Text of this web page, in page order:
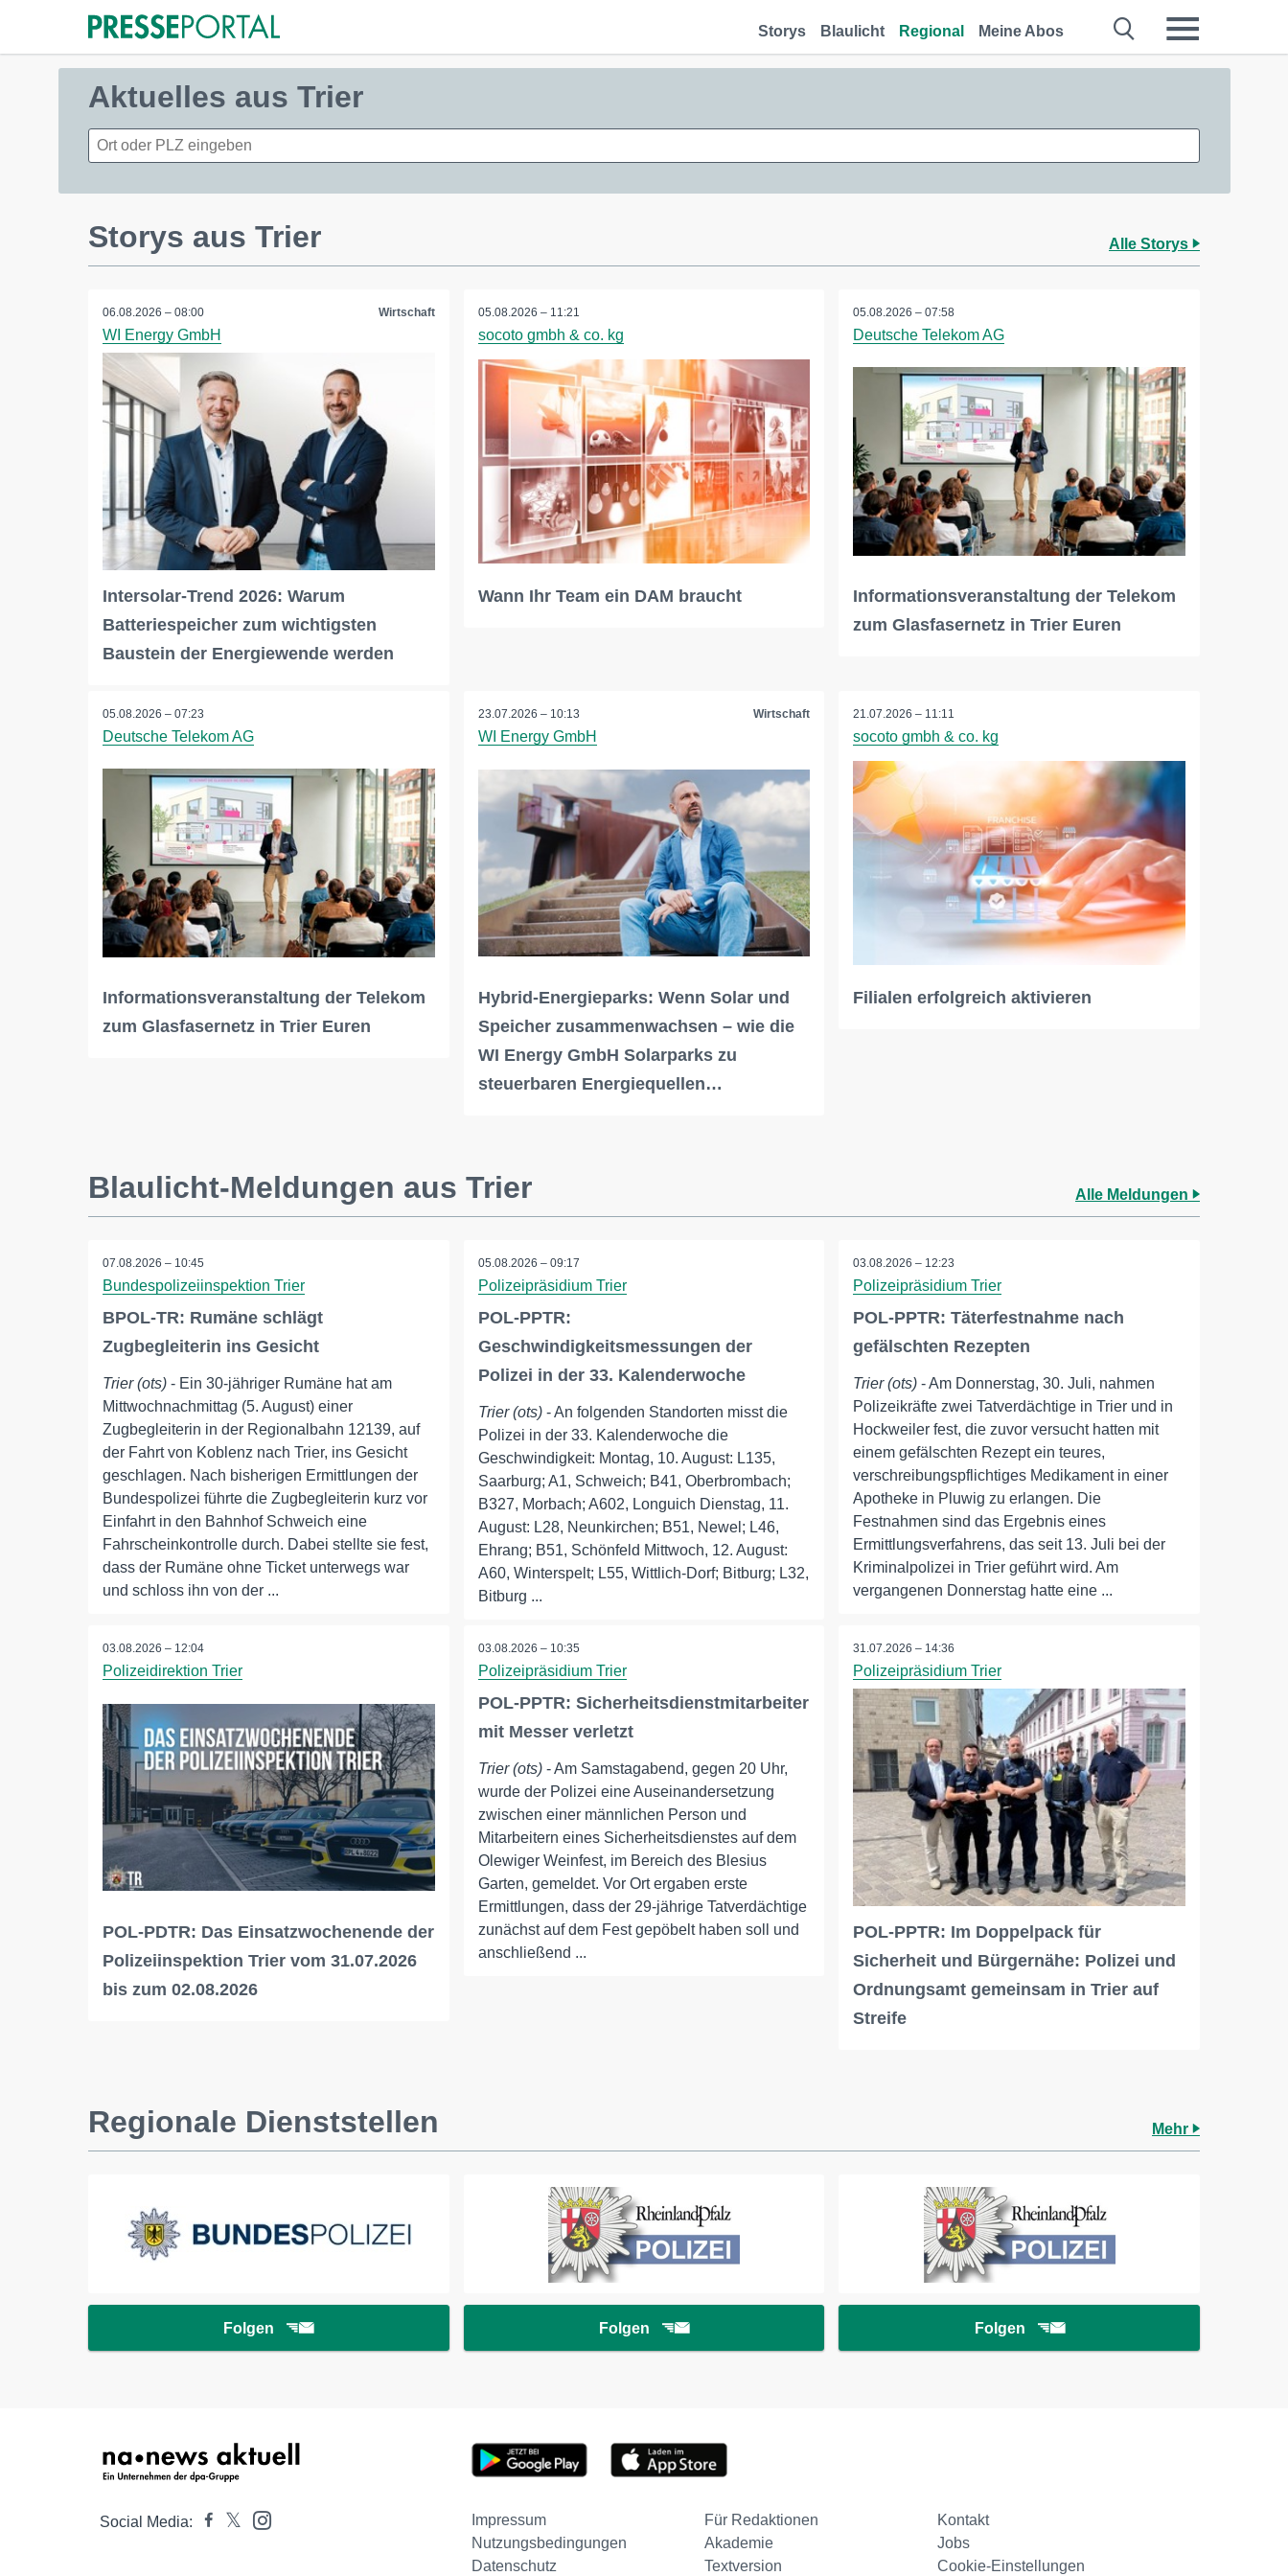
Storys Blaulicht Regional Meine Abos
Aktuelles aus Trier
Storys aus Trier Alle Storys
06.08.2026 – 08:00 Wirtschaft
WI Energy GmbH
Intersolar-Trend 2026: Warum
Batteriespeicher zum wichtigsten
Baustein der Energiewende werden
05.08.2026 – 11:21
socoto gmbh & co. kg
Wann Ihr Team ein DAM braucht
05.08.2026 – 07:58
Deutsche Telekom AG
Informationsveranstaltung der Telekom
zum Glasfasernetz in Trier Euren
05.08.2026 – 07:23
Deutsche Telekom AG
Informationsveranstaltung der Telekom
zum Glasfasernetz in Trier Euren
23.07.2026 – 10:13 Wirtschaft
WI Energy GmbH
Hybrid-Energieparks: Wenn Solar und
Speicher zusammenwachsen – wie die
WI Energy GmbH Solarparks zu
steuerbaren Energiequellen…
21.07.2026 – 11:11
socoto gmbh & co. kg
Filialen erfolgreich aktivieren
Blaulicht-Meldungen aus Trier Alle Meldungen
07.08.2026 – 10:45
Bundespolizeiinspektion Trier
BPOL-TR: Rumäne schlägt
Zugbegleiterin ins Gesicht
Trier (ots) - Ein 30-jähriger Rumäne hat am
Mittwochnachmittag (5. August) einer
Zugbegleiterin in der Regionalbahn 12139, auf
der Fahrt von Koblenz nach Trier, ins Gesicht
geschlagen. Nach bisherigen Ermittlungen der
Bundespolizei führte die Zugbegleiterin kurz vor
Einfahrt in den Bahnhof Schweich eine
Fahrscheinkontrolle durch. Dabei stellte sie fest,
dass der Rumäne ohne Ticket unterwegs war
und schloss ihn von der ...
05.08.2026 – 09:17
Polizeipräsidium Trier
POL-PPTR:
Geschwindigkeitsmessungen der
Polizei in der 33. Kalenderwoche
Trier (ots)- An folgenden Standorten misst die
Polizei in der 33. Kalenderwoche die
Geschwindigkeit: Montag, 10. August: L135,
Saarburg; A1, Schweich; B41, Oberbrombach;
B327, Morbach; A602, Longuich Dienstag, 11.
August: L28, Neunkirchen; B51, Newel; L46,
Ehrang; B51, Schönfeld Mittwoch, 12. August:
A60, Winterspelt; L55, Wittlich-Dorf; Bitburg; L32,
Bitburg ...
03.08.2026 – 12:23
Polizeipräsidium Trier
POL-PPTR: Täterfestnahme nach
gefälschten Rezepten
Trier (ots) - Am Donnerstag, 30. Juli, nahmen
Polizeikräfte zwei Tatverdächtige in Trier und in
Hockweiler fest, die zuvor versucht hatten mit
einem gefälschten Rezept ein teures,
verschreibungspflichtiges Medikament in einer
Apotheke in Pluwig zu erlangen. Die
Festnahmen sind das Ergebnis eines
Ermittlungsverfahrens, das seit 13. Juli bei der
Kriminalpolizei in Trier geführt wird. Am
vergangenen Donnerstag hatte eine ...
03.08.2026 – 12:04
Polizeidirektion Trier
POL-PDTR: Das Einsatzwochenende der
Polizeiinspektion Trier vom 31.07.2026
bis zum 02.08.2026
03.08.2026 – 10:35
Polizeipräsidium Trier
POL-PPTR: Sicherheitsdienstmitarbeiter
mit Messer verletzt
Trier (ots)- Am Samstagabend, gegen 20 Uhr,
wurde der Polizei eine Auseinandersetzung
zwischen einer männlichen Person und
Mitarbeitern eines Sicherheitsdienstes auf dem
Olewiger Weinfest, im Bereich des Blesius
Garten, gemeldet. Vor Ort ergaben erste
Ermittlungen, dass der 29-jährige Tatverdächtige
zunächst auf dem Fest gepöbelt haben soll und
anschließend ...
31.07.2026 – 14:36
Polizeipräsidium Trier
POL-PPTR: Im Doppelpack für
Sicherheit und Bürgernähe: Polizei und
Ordnungsamt gemeinsam in Trier auf
Streife
Regionale Dienststellen Mehr
Folgen Folgen Folgen
Social Media: Impressum Für Redaktionen
Kontakt
Nutzungsbedingungen
Akademie
Jobs
Datenschutz
Textversion Cookie-Einstellungen